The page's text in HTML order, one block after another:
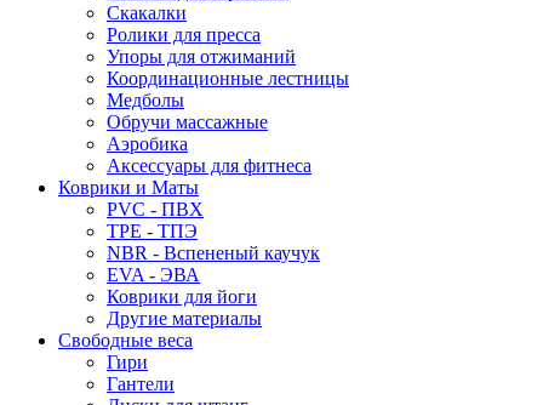
Скакалки
Ролики для пресса
Упоры для отжиманий
Координационные лестницы
Медболы
Обручи массажные
Аэробика
Аксессуары для фитнеса
Коврики и Маты
PVC - ПВХ
TPE - ТПЭ
NBR - Вспененый каучук
EVA - ЭВА
Коврики для йоги
Другие материалы
Свободные веса
Гири
Гантели